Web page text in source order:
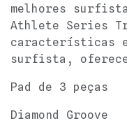
melhores
Athlete Series
características
surfista,
Pad de 3 peças
Diamond Groove